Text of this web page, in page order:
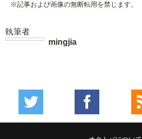
※記事および画像の無断転用を禁じます。
執筆者
mingjia